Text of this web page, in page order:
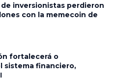
de inversionistas perdieron
con la memecoin de
fortalecerá o
sistema financiero,